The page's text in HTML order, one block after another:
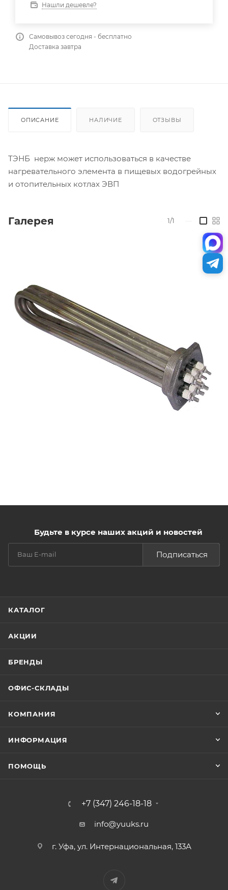
Нашли дешевле?
Самовывоз сегодня - бесплатно
Доставка завтра
ОПИСАНИЕ НАЛИЧИЕ ОТЗЫВЫ
ТЭНБ нерж может использоваться в качестве
нагревательного элемента в пищевых водогрейных
и отопительных котлах ЭВП
Галерея 1/1
Будьте в курсе наших акций и новостей
Подписаться
КАТАЛОГ
АКЦИИ
БРЕНДЫ
ОФИС-СКЛАДЫ
КОМПАНИЯ
ИНФОРМАЦИЯ
ПОМОЩЬ
+7 (347) 246-18-18
info@yuuks.ru
г. Уфа, ул. Интернациональная, 133А